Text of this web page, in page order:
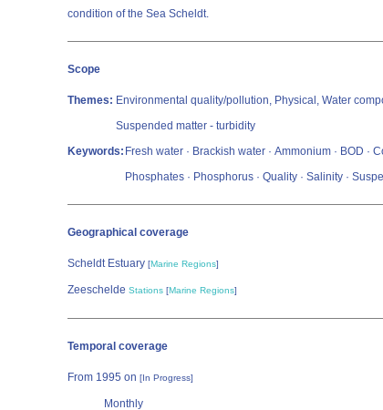
condition of the Sea Scheldt.
Scope
Themes: Environmental quality/pollution, Physical, Water
Suspended matter - turbidity
Keywords: Fresh water · Brackish water · Ammonium · BOD ·
Phosphates · Phosphorus · Quality · Salinity ·
Geographical coverage
Scheldt Estuary [Marine Regions]
Zeeschelde Stations [Marine Regions]
Temporal coverage
From 1995 on [In Progress]
Monthly